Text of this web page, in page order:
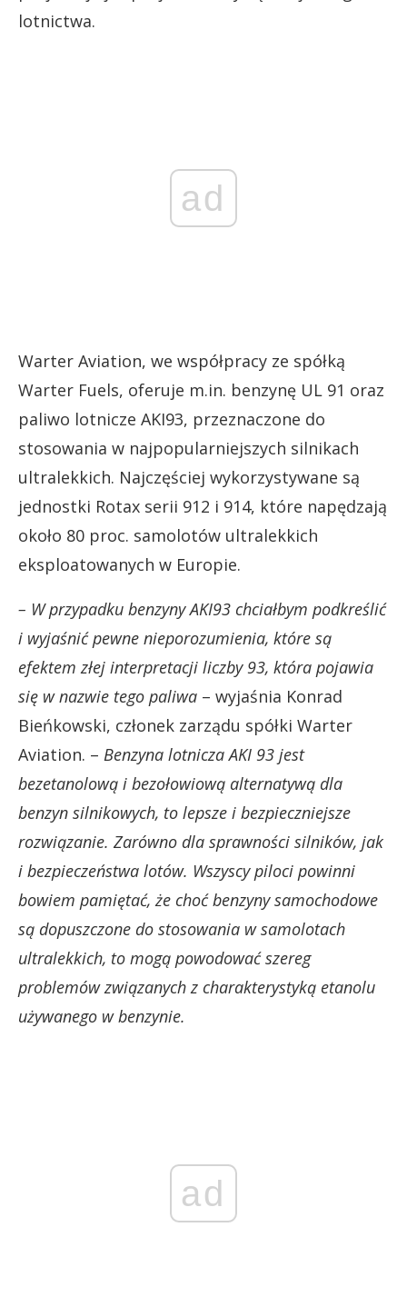
lotnictwa.
ad
Warter Aviation, we współpracy ze spółką
Warter Fuels, oferuje m.in. benzynę UL 91 oraz
paliwo lotnicze AKI93, przeznaczone do
stosowania w najpopularniejszych silnikach
ultralekkich. Najczęściej wykorzystywane są
jednostki Rotax serii 912 i 914, które napędzają
około 80 proc. samolotów ultralekkich
eksploatowanych w Europie.
– W przypadku benzyny AKI93 chciałbym podkreślić
i wyjaśnić pewne nieporozumienia, które są
efektem złej interpretacji liczby 93, która pojawia
się w nazwie tego paliwa – wyjaśnia Konrad
Bieńkowski, członek zarządu spółki Warter
Aviation. – Benzyna lotnicza AKI 93 jest
bezetanolową i bezołowiową alternatywą dla
benzyn silnikowych, to lepsze i bezpieczniejsze
rozwiązanie. Zarówno dla sprawności silników, jak
i bezpieczeństwa lotów. Wszyscy piloci powinni
bowiem pamiętać, że choć benzyny samochodowe
są dopuszczone do stosowania w samolotach
ultralekkich, to mogą powodować szereg
problemów związanych z charakterystyką etanolu
używanego w benzynie.
ad